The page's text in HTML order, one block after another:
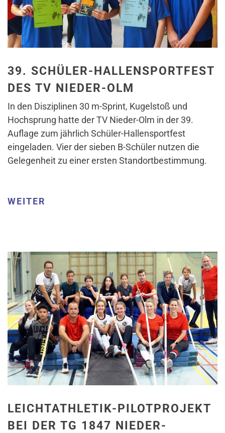
39. SCHÜLER-HALLENSPORTFEST
DES TV NIEDER-OLM
In den Disziplinen 30 m-Sprint, Kugelstoß und
Hochsprung hatte der TV Nieder-Olm in der 39.
Auflage zum jährlich Schüler-Hallensportfest
eingeladen. Vier der sieben B-Schüler nutzen die
Gelegenheit zu einer ersten Standortbestimmung.
WEITER
LEICHTATHLETIK-PILOTPROJEKT
BEI DER TG 1847 NIEDER-